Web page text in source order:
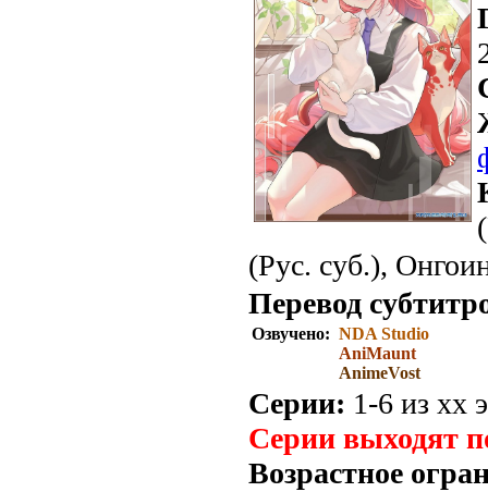
(Рус. суб.),
Перевод
Озвучено: NDA Studio
AniMaunt
AnimeVost
Серии: 1-6 из хх
Серии выходят
Возрастное